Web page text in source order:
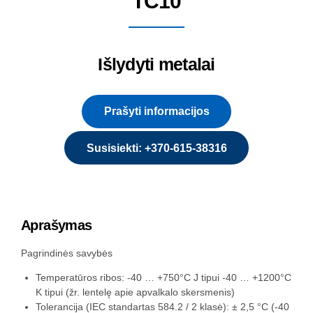
Išlydyti metalai
Prašyti informacijos
Susisiekti: +370-615-38316
Aprašymas
Pagrindinės savybės
Temperatūros ribos: -40 … +750°C J tipui -40 … +1200°C
K tipui (žr. lentelę apie apvalkalo skersmenis)
Tolerancija (IEC standartas 584.2 / 2 klasė): ± 2,5 °C (-40